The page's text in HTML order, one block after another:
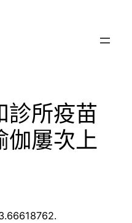
診所疫苗
伽屢次上